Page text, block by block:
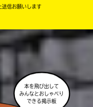
後の画面にバナー
らうことがある
り、個人情報をか
いたりしないか、読
送信お願いします
本を飛び出して
みんなとおしゃべり
できる掲示板